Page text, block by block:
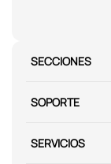
SECCIONES
SOPORTE
SERVICIOS